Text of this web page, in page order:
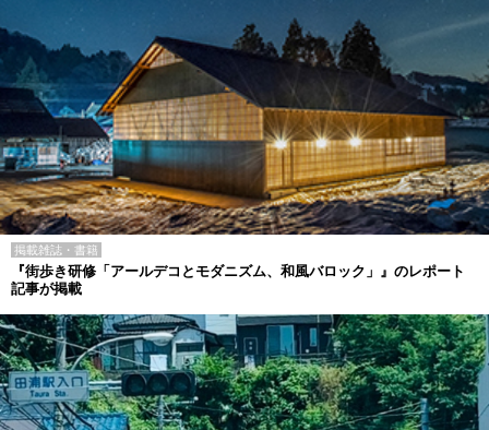
掲載雑誌・書籍
『街歩き研修「アールデコとモダニズム、和風バロック」』のレポート
記事が掲載